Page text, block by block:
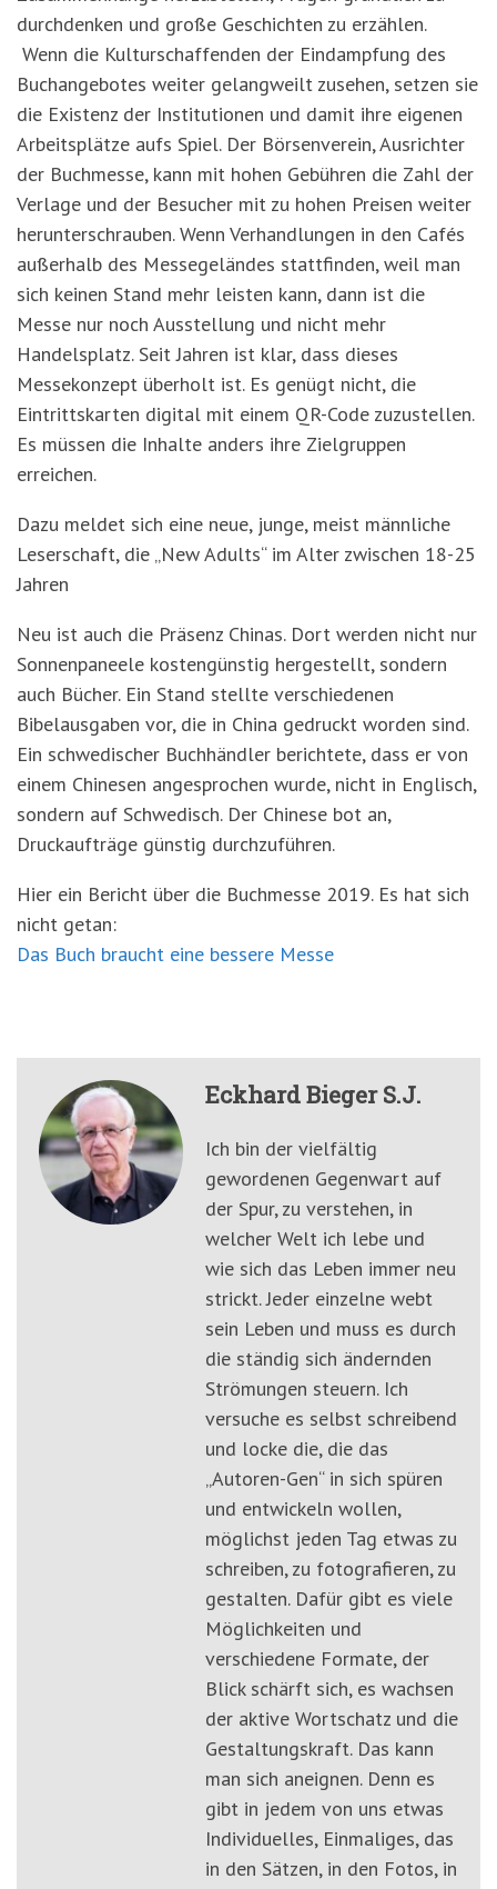
durchdenken und große Geschichten zu erzählen.
Wenn die Kulturschaffenden der Eindampfung des
Buchangebotes weiter gelangweilt zusehen, setzen sie
die Existenz der Institutionen und damit ihre eigenen
Arbeitsplätze aufs Spiel. Der Börsenverein, Ausrichter
der Buchmesse, kann mit hohen Gebühren die Zahl der
Verlage und der Besucher mit zu hohen Preisen weiter
herunterschrauben. Wenn Verhandlungen in den Cafés
außerhalb des Messegeländes stattfinden, weil man
sich keinen Stand mehr leisten kann, dann ist die
Messe nur noch Ausstellung und nicht mehr
Handelsplatz. Seit Jahren ist klar, dass dieses
Messekonzept überholt ist. Es genügt nicht, die
Eintrittskarten digital mit einem QR-Code zuzustellen.
Es müssen die Inhalte anders ihre Zielgruppen
erreichen.
Dazu meldet sich eine neue, junge, meist männliche
Leserschaft, die „New Adults“ im Alter zwischen 18-25
Jahren
Neu ist auch die Präsenz Chinas. Dort werden nicht nur
Sonnenpaneele kostengünstig hergestellt, sondern
auch Bücher. Ein Stand stellte verschiedenen
Bibelausgaben vor, die in China gedruckt worden sind.
Ein schwedischer Buchhändler berichtete, dass er von
einem Chinesen angesprochen wurde, nicht in Englisch,
sondern auf Schwedisch. Der Chinese bot an,
Druckaufträge günstig durchzuführen.
Hier ein Bericht über die Buchmesse 2019. Es hat sich
nicht getan:
Das Buch braucht eine bessere Messe
Eckhard Bieger S.J.
Ich bin der vielfältig
gewordenen Gegenwart auf
der Spur, zu verstehen, in
welcher Welt ich lebe und
wie sich das Leben immer neu
strickt. Jeder einzelne webt
sein Leben und muss es durch
die ständig sich ändernden
Strömungen steuern. Ich
versuche es selbst schreibend
und locke die, die das
„Autoren-Gen“ in sich spüren
und entwickeln wollen,
möglichst jeden Tag etwas zu
schreiben, zu fotografieren, zu
gestalten. Dafür gibt es viele
Möglichkeiten und
verschiedene Formate, der
Blick schärft sich, es wachsen
der aktive Wortschatz und die
Gestaltungskraft. Das kann
man sich aneignen. Denn es
gibt in jedem von uns etwas
Individuelles, Einmaliges, das
in den Sätzen, in den Fotos, in